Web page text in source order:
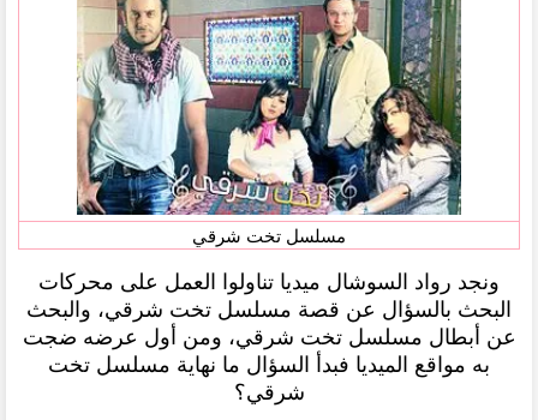
مسلسل تخت شرقي
ونجد رواد السوشال ميديا تناولوا العمل على محركات
البحث بالسؤال عن قصة مسلسل تخت شرقي، والبحث
عن أبطال مسلسل تخت شرقي، ومن أول عرضه ضجت
به مواقع الميديا فبدأ السؤال ما نهاية مسلسل تخت
شرقي؟